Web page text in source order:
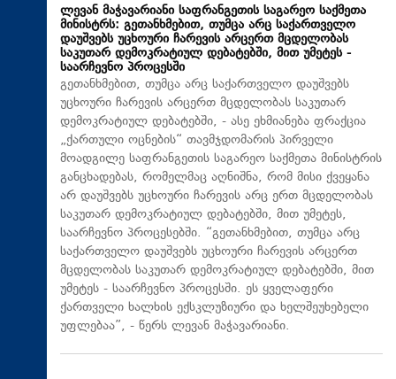
ლევან მაჭავარიანი საფრანგეთის საგარეო საქმეთა
მინისტრს: გეთანხმებით, თუმცა არც საქართველო
დაუშვებს უცხოური ჩარევის არცერთ მცდელობას
საკუთარ დემოკრატიულ დებატებში, მით უმეტეს -
საარჩევნო პროცესში
გეთანხმებით, თუმცა არც საქართველო დაუშვებს
უცხოური ჩარევის არცერთ მცდელობას საკუთარ
დემოკრატიულ დებატებში, - ასე ეხმიანება ფრაქცია
„ქართული ოცნების“ თავმჯდომარის პირველი
მოადგილე საფრანგეთის საგარეო საქმეთა მინისტრის
განცხადებას, რომელმაც აღნიშნა, რომ მისი ქვეყანა
არ დაუშვებს უცხოური ჩარევის არც ერთ მცდელობას
საკუთარ დემოკრატიულ დებატებში, მით უმეტეს,
საარჩევნო პროცესებში. “გეთანხმებით, თუმცა არც
საქართველო დაუშვებს უცხოური ჩარევის არცერთ
მცდელობას საკუთარ დემოკრატიულ დებატებში, მით
უმეტეს - საარჩევნო პროცესში. ეს ყველაფერი
ქართველი ხალხის ექსკლუზიური და ხელშეუხებელი
უფლებაა”, - წერს ლევან მაჭავარიანი.